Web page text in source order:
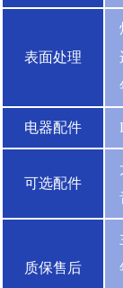
表面处理
电器配件
可选配件
质保售后